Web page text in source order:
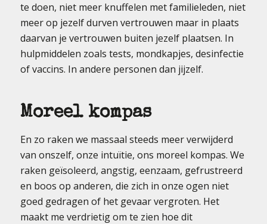
te doen, niet meer knuffelen met familieleden, niet
meer op jezelf durven vertrouwen maar in plaats
daarvan je vertrouwen buiten jezelf plaatsen. In
hulpmiddelen zoals tests, mondkapjes, desinfectie
of vaccins. In andere personen dan jijzelf.
Moreel kompas
En zo raken we massaal steeds meer verwijderd
van onszelf, onze intuïtie, ons moreel kompas. We
raken geïsoleerd, angstig, eenzaam, gefrustreerd
en boos op anderen, die zich in onze ogen niet
goed gedragen of het gevaar vergroten. Het
maakt me verdrietig om te zien hoe dit